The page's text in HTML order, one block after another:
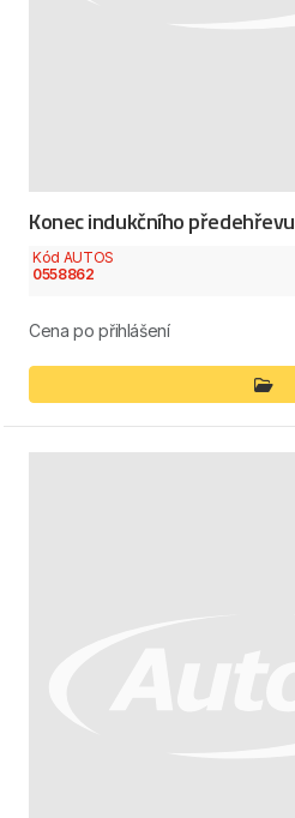
Konec indukčního předehřevu
Kód AUTOS
0558862
Cena po přihlášení